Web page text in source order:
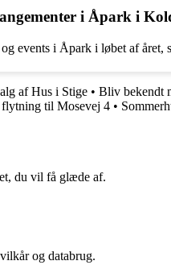
i Åpark i
events i Åpark i løbet af året,
af Hus i Stige • Bliv bekendt
til Mosevej 4 •
du vil få glæde af.
og databrug.